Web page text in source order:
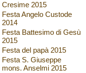
Cresime 2015
Festa Angelo Custode
2014
Festa Battesimo di Gesù
2015
Festa del papà 2015
Festa S. Giuseppe
mons. Anselmi 2015